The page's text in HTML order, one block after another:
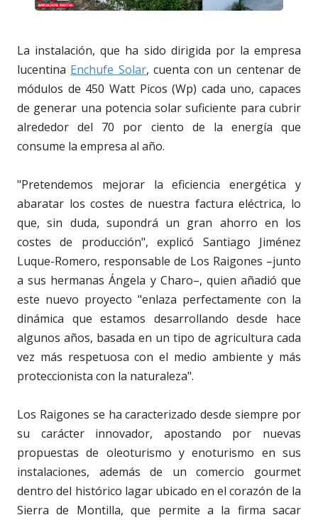
La instalación, que ha sido dirigida por la empresa
lucentina Enchufe Solar, cuenta con un centenar de
módulos de 450 Watt Picos (Wp) cada uno, capaces
de generar una potencia solar suficiente para cubrir
alrededor del 70 por ciento de la energía que
consume la empresa al año.
"Pretendemos mejorar la eficiencia energética y
abaratar los costes de nuestra factura eléctrica, lo
que, sin duda, supondrá un gran ahorro en los
costes de producción", explicó Santiago Jiménez
Luque-Romero, responsable de Los Raigones –junto
a sus hermanas Ángela y Charo–, quien añadió que
este nuevo proyecto "enlaza perfectamente con la
dinámica que estamos desarrollando desde hace
algunos años, basada en un tipo de agricultura cada
vez más respetuosa con el medio ambiente y más
proteccionista con la naturaleza".
Los Raigones se ha caracterizado desde siempre por
su carácter innovador, apostando por nuevas
propuestas de oleoturismo y enoturismo en sus
instalaciones, además de un comercio gourmet
dentro del histórico lagar ubicado en el corazón de la
Sierra de Montilla, que permite a la firma sacar